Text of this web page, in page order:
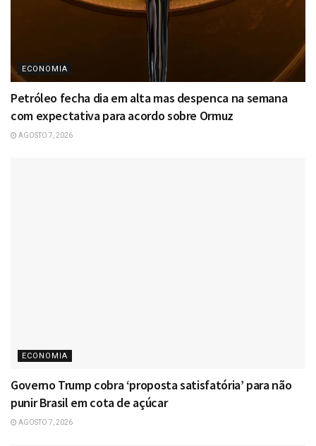
ECONOMIA
Petróleo fecha dia em alta mas despenca na semana
com expectativa para acordo sobre Ormuz
AGOSTO 7, 2026
ECONOMIA
Governo Trump cobra ‘proposta satisfatória’ para não
punir Brasil em cota de açúcar
AGOSTO 7, 2026